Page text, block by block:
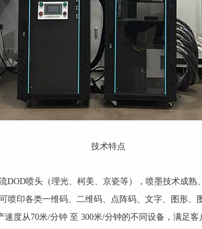
技术特点
DOD喷头（理光、柯美、京瓷等），喷墨技术成熟
喷印各类一维码、二维码、点阵码、文字、图形、
速度从70米/分钟 至 300米/分钟的不同设备，满足客